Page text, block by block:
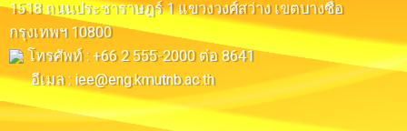
1518 ถนนประชาราษฎร์ 1 แขวงวงศ์สว่าง เขตบางซื่อ
กรุงเทพฯ 10800
โทรศัพท์ : +66 2 555-2000 ต่อ 8641
อีเมล : iee@eng.kmutnb.ac.th